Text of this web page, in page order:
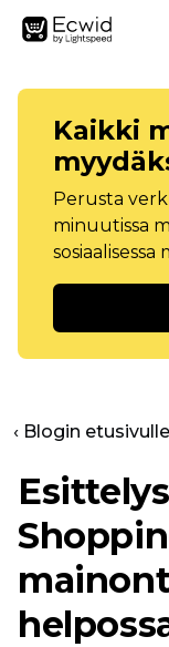
Kaikki
Perusta
minuutissa
‹ Blogin etusivulle